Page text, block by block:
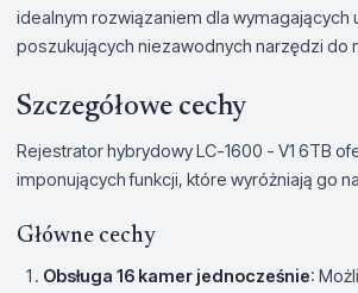
idealnym rozwiązaniem dla wymagających
poszukujących niezawodnych narzędzi do
Szczegółowe cechy
Rejestrator hybrydowy LC-1600 - V1 6TB
imponujących funkcji, które wyróżniają go
Główne cechy
Obsługa 16 kamer jednocześnie: